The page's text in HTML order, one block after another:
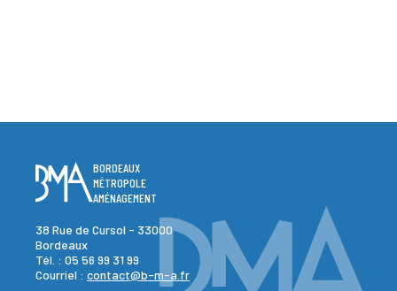
BORDEAUX
MÉTROPOLE
AMÉNAGEMENT
38 Rue de Cursol - 33000
Bordeaux
Tél. : 05 56 99 31 99
Courriel : contact@b-m-a.fr